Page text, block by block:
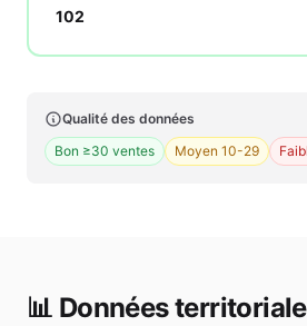
102
Qualité des données
Bon ≥30 ventes
Moyen 10-29
📊 Données